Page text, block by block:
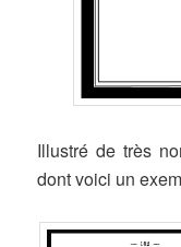
Illustré de très
dont voici un